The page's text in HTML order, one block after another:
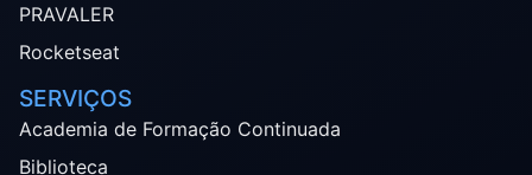
PRAVALER
Rocketseat
SERVIÇOS
Academia de Formação Continuada
Biblioteca